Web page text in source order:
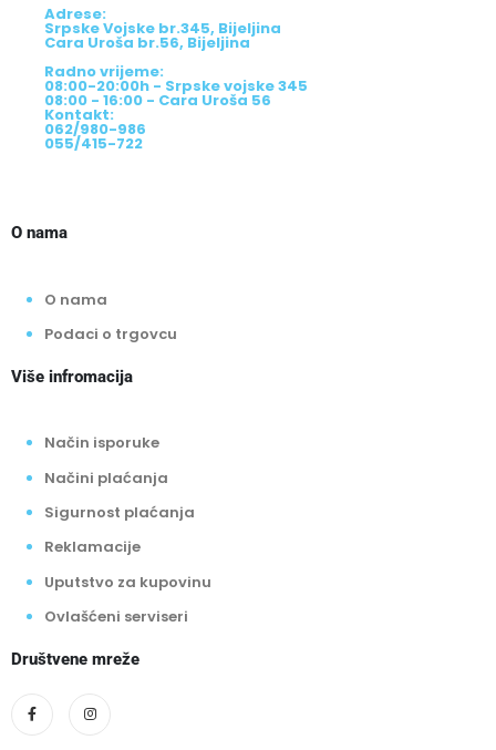
Adrese:
Srpske Vojske br.345, Bijeljina
Cara Uroša br.56, Bijeljina
Radno vrijeme:
08:00-20:00h - Srpske vojske 345
08:00 - 16:00 - Cara Uroša 56
Kontakt:
062/980-986
055/415-722
O nama
O nama
Podaci o trgovcu
Više infromacija
Način isporuke
Načini plaćanja
Sigurnost plaćanja
Reklamacije
Uputstvo za kupovinu
Ovlašćeni serviseri
Društvene mreže